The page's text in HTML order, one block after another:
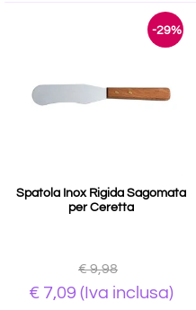
-29%
Spatola Inox Rigida Sagomata
per Ceretta
€ 9,98
€ 7,09 (Iva inclusa)